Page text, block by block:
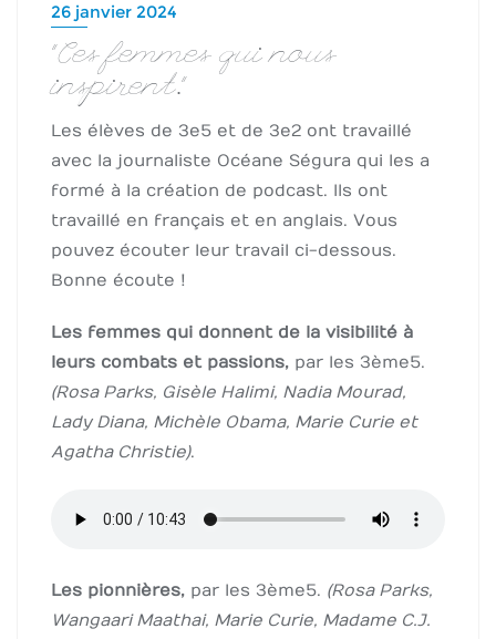
26 janvier 2024
“Ces femmes qui nous
inspirent.”
Les élèves de 3e5 et de 3e2 ont travaillé
avec la journaliste Océane Ségura qui les a
formé à la création de podcast. Ils ont
travaillé en français et en anglais. Vous
pouvez écouter leur travail ci-dessous.
Bonne écoute !
Les femmes qui donnent de la visibilité à
leurs combats et passions, par les 3ème5.
(Rosa Parks, Gisèle Halimi, Nadia Mourad,
Lady Diana, Michèle Obama, Marie Curie et
Agatha Christie).
Les pionnières, par les 3ème5. (Rosa Parks,
Wangaari Maathai, Marie Curie, Madame C.J.